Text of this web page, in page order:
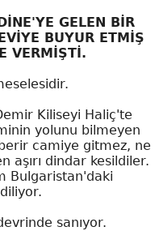
GELEN BİR
BUYUR ETMİŞ
VERMİŞTİ.
Kiliseyi Haliç'te
yolunu bilmeyen
camiye gitmez, ne
aşırı dindar kesildiler.
Bulgaristan'daki
sanıyor.